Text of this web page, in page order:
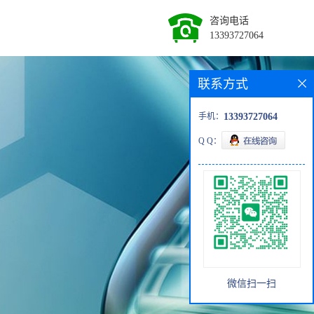
咨询电话
13393727064
联系方式
手机： 13393727064
Q Q：
微信扫一扫